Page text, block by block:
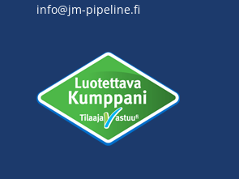
info@jm-pipeline.fi